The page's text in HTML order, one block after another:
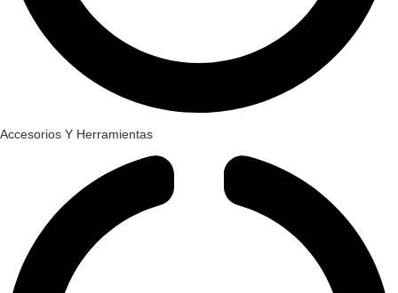
Accesorios Y Herramientas